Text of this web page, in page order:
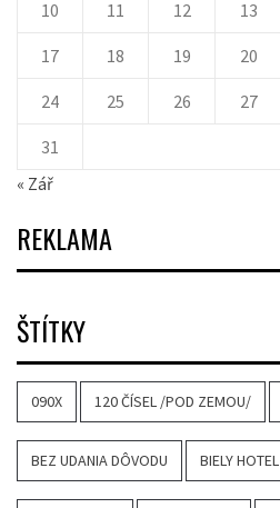
10 11 12 13
17 18 19 20
24 25 26 27
31
« Zář
REKLAMA
ŠTÍTKY
090X 120 ČÍSEL /POD ZEMOU/
BEZ UDANIA DÔVODU BIELY HOTEL